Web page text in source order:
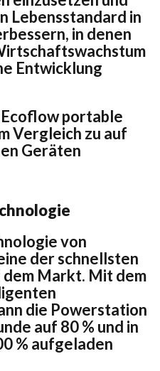
Lebensstandard in
in denen
Entwicklung
portable
Vergleich zu auf
Geräten
von
der schnellsten
Markt. Mit dem
die Powerstation
auf 80 % und in
% aufgeladen